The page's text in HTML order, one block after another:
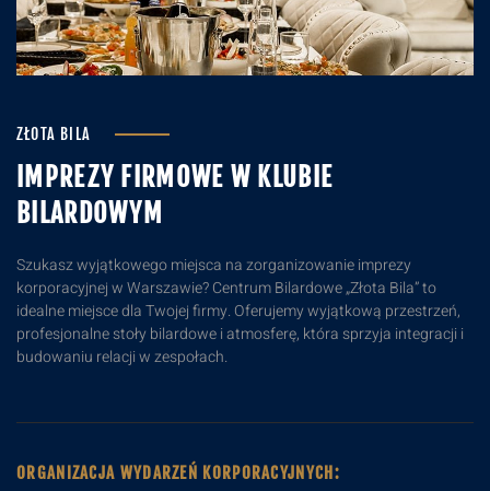
ZŁOTA BILA
IMPREZY FIRMOWE W KLUBIE
BILARDOWYM
Szukasz wyjątkowego miejsca na zorganizowanie imprezy
korporacyjnej w Warszawie? Centrum Bilardowe „Złota Bila” to
idealne miejsce dla Twojej firmy. Oferujemy wyjątkową przestrzeń,
profesjonalne stoły bilardowe i atmosferę, która sprzyja integracji i
budowaniu relacji w zespołach.
ORGANIZACJA WYDARZEŃ KORPORACYJNYCH: